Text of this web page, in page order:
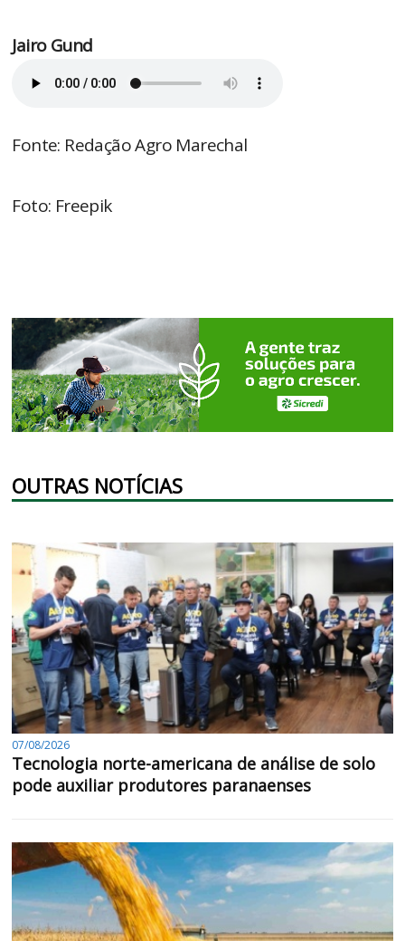
Jairo Gund
Fonte: Redação Agro Marechal
Foto: Freepik
OUTRAS NOTÍCIAS
07/08/2026
Tecnologia norte-americana de análise de solo
pode auxiliar produtores paranaenses